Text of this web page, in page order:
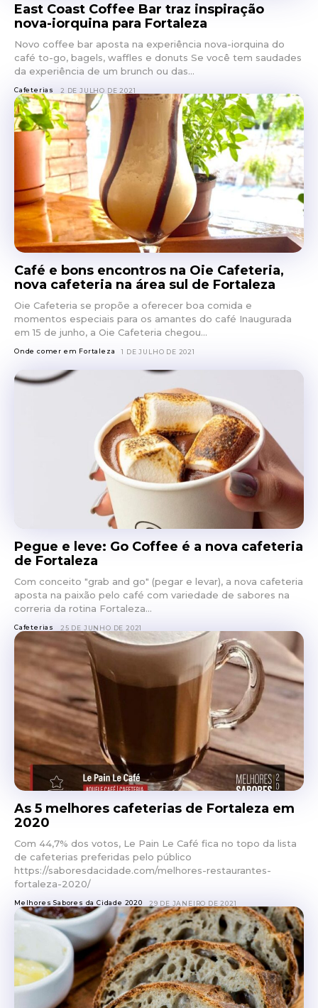
East Coast Coffee Bar traz inspiração
nova-iorquina para Fortaleza
Novo coffee bar aposta na experiência nova-iorquina do
café to-go, bagels, waffles e donuts Se você tem saudades
da experiência de um brunch ou das...
Cafeterias 2 DE JULHO DE 2021
Café e bons encontros na Oie Cafeteria,
nova cafeteria na área sul de Fortaleza
Oie Cafeteria se propõe a oferecer boa comida e
momentos especiais para os amantes do café Inaugurada
em 15 de junho, a Oie Cafeteria chegou...
Onde comer em Fortaleza 1 DE JULHO DE 2021
Pegue e leve: Go Coffee é a nova cafeteria
de Fortaleza
Com conceito "grab and go" (pegar e levar), a nova cafeteria
aposta na paixão pelo café com variedade de sabores na
correria da rotina Fortaleza...
Cafeterias 25 DE JUNHO DE 2021
As 5 melhores cafeterias de Fortaleza em
2020
Com 44,7% dos votos, Le Pain Le Café fica no topo da lista
de cafeterias preferidas pelo público
https://saboresdacidade.com/melhores-restaurantes-
fortaleza-2020/
Melhores Sabores da Cidade 2020 29 DE JANEIRO DE 2021